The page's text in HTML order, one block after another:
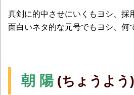
真剣に的中させにいくもヨシ、採
面白いネタ的な元号でもヨシ、何
朝 陽(ちょうよう)